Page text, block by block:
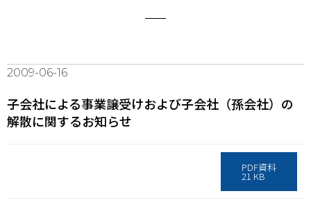
2009-06-16
子会社による事業譲受けおよび子会社（孫会社）の
解散に関するお知らせ
PDF資料
21 KB